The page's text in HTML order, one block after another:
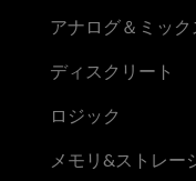
アナログ＆ミッ
ディスクリート
ロジック
メモリ&ストレー